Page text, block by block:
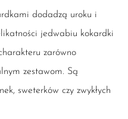
dodadzą uroku i
jedwabiu kokardki
zarówno
zestawom. Są
sweterków czy zwykłych